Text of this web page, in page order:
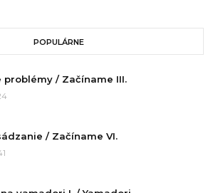
POPULÁRNE
problémy / Začíname III.
/ Začíname VI.